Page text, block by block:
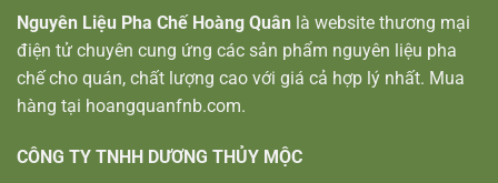
Nguyên Liệu Pha Chế Hoàng Quân là website thương mại
điện tử chuyên cung ứng các sản phẩm nguyên liệu pha
chế cho quán, chất lượng cao với giá cả hợp lý nhất. Mua
hàng tại hoangquanfnb.com.
CÔNG TY TNHH DƯƠNG THỦY MỘC